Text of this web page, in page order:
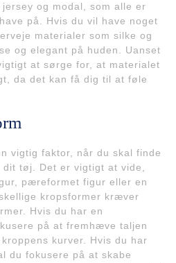
og modal, som alle er
på. Hvis du vil have noget
materialer som silke og
og elegant på huden. Uanset
at sørge for, at materialet
da det kan få dig til at føle
vigtig faktor, når du skal finde
tøj. Det er vigtigt at vide,
pæreformet figur eller en
kropsformer kræver
Hvis du har en
på at fremhæve taljen
kurver. Hvis du har
du fokusere på at skabe